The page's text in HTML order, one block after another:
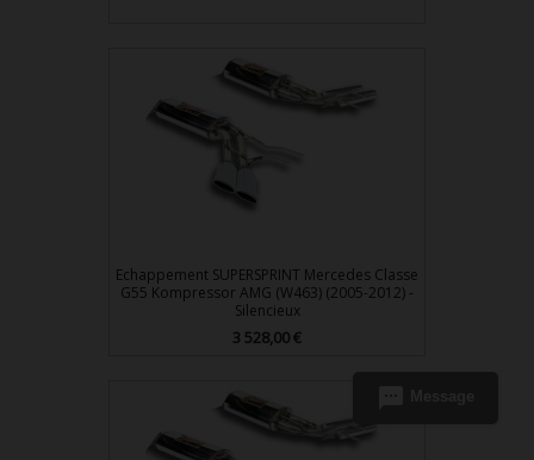
Echappement SUPERSPRINT Mercedes Classe
G55 Kompressor AMG (W463) (2005-2012) -
Silencieux
Prix
3 528,00 €